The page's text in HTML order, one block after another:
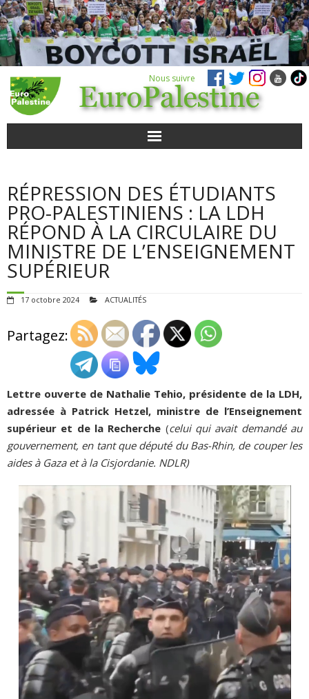
Nous suivre
POUR AGIR
AGENDA
VIDÉOS
QUI SOMMES-NOUS ?
ADHÉSIONS, DONS, CONTACT
RÉPRESSION DES ÉTUDIANTS
PRO-PALESTINIENS : LA LDH
RÉPOND À LA CIRCULAIRE DU
MINISTRE DE L’ENSEIGNEMENT
SUPÉRIEUR
17 octobre 2024 ACTUALITÉS
Partagez:
Lettre ouverte de Nathalie Tehio, présidente de la LDH,
adressée à Patrick Hetzel, ministre de l’Enseignement
supérieur et de la Recherche (celui qui avait demandé au
gouvernement, en tant que député du Bas-Rhin, de couper les
aides à Gaza et à la Cisjordanie. NDLR)